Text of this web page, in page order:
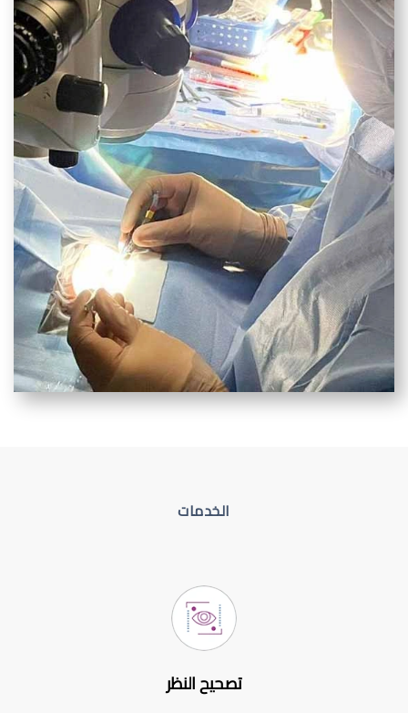
الخدمات
تصحيح النظر